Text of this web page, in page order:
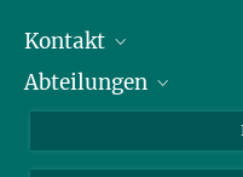
Kontakt
Mitarbeiterverzeichnis
Abteilungen